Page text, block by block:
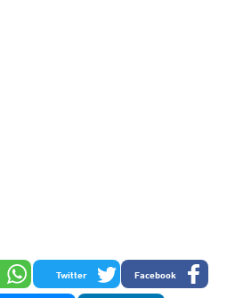
Facebook
Twitter